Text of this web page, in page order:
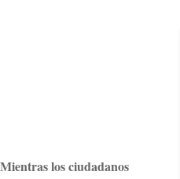
los ciudadanos